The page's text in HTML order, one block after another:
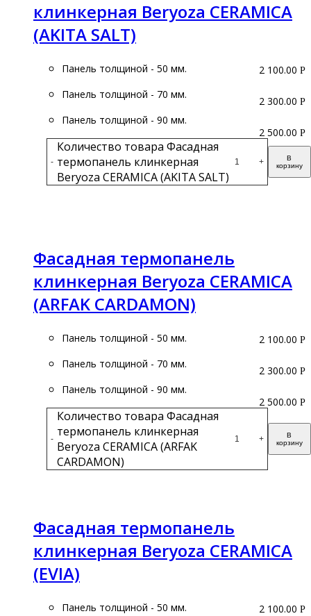
клинкерная Beryoza CERAMICA
(AKITA SALT)
Панель толщиной - 50 мм.
Панель толщиной - 70 мм.
Панель толщиной - 90 мм.
-
Количество товара Фасадная
термопанель клинкерная
Beryoza CERAMICA (AKITA SALT)
+
В
корзину
2 100.00 Р
2 300.00 Р
2 500.00 Р
Фасадная термопанель
клинкерная Beryoza CERAMICA
(ARFAK CARDAMON)
Подробнее
Панель толщиной - 50 мм.
Панель толщиной - 70 мм.
Панель толщиной - 90 мм.
-
Количество товара Фасадная
термопанель клинкерная
Beryoza CERAMICA (ARFAK
CARDAMON)
+
В
корзину
2 100.00 Р
2 300.00 Р
2 500.00 Р
Фасадная термопанель
клинкерная Beryoza CERAMICA
(EVIA)
Панель толщиной - 50 мм.
2 100.00 Р